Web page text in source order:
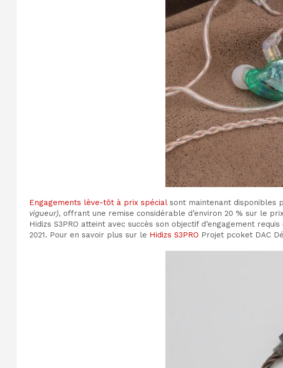
Engagements lève-tôt à prix spécialsont maintenant disponibles
vigueur), offrant une remise considérable d’environ 20 % sur le
Hidizs S3PRO atteint avec succès son objectif d’engagement
2021. Pour en savoir plus sur le Hidizs S3PRO Projet pcoket DAC